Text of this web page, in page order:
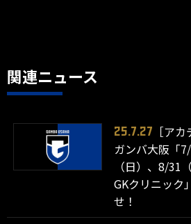
関連ニュース
25.7.27
［アカ
ガンバ大阪「
（日）、8/31
GKクリニック
せ！